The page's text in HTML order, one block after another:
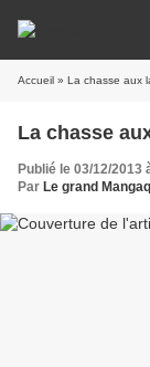
Accueil » La chasse aux
La chasse
Publié le 03/12/2013
Par Le grand